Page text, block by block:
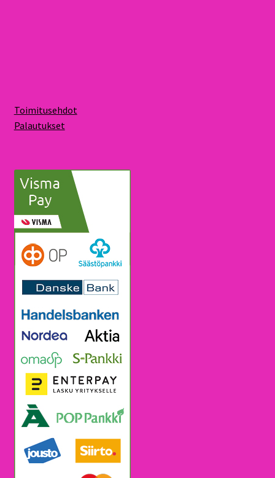
Toimitusehdot
Palautukset